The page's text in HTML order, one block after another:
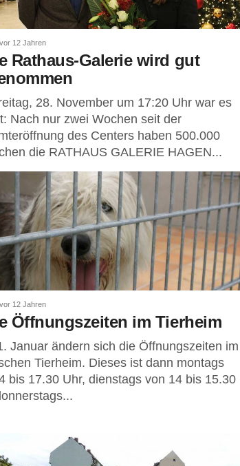
vor 12 Jahren
Rathaus-Galerie wird gut
28. November um 17:20 Uhr war es
Nach nur zwei Wochen seit der
des Centers haben 500.000
die RATHAUS GALERIE HAGEN...
vor 12 Jahren
Öffnungszeiten im Tierheim
Januar ändern sich die Öffnungszeiten im
Tierheim. Dieses ist dann montags
bis 17.30 Uhr, dienstags von 14 bis 15.30